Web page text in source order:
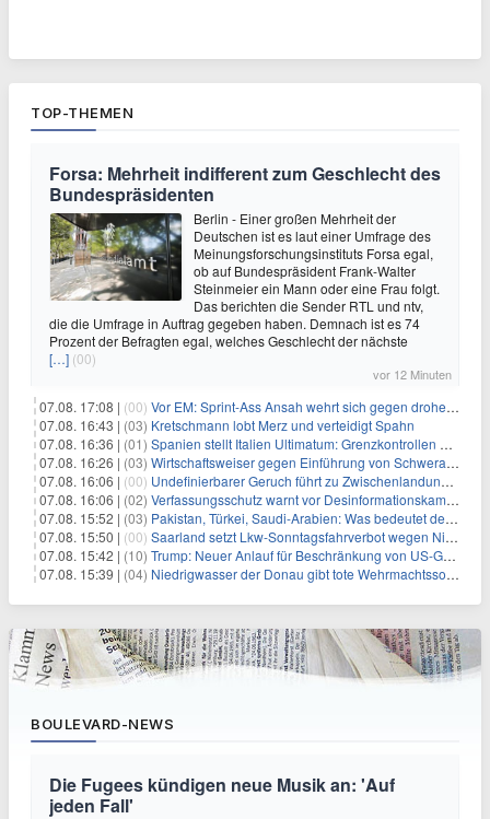
TOP-THEMEN
Forsa: Mehrheit indifferent zum Geschlecht des
Bundespräsidenten
Berlin - Einer großen Mehrheit der
Deutschen ist es laut einer Umfrage des
Meinungsforschungsinstituts Forsa egal,
ob auf Bundespräsident Frank-Walter
Steinmeier ein Mann oder eine Frau folgt.
Das berichten die Sender RTL und ntv,
die die Umfrage in Auftrag gegeben haben. Demnach ist es 74
Prozent der Befragten egal, welches Geschlecht der nächste
[…] (00)
vor 12 Minuten
07.08. 17:08 | (00) Vor EM: Sprint-Ass Ansah wehrt sich gegen drohende Sperre
07.08. 16:43 | (03) Kretschmann lobt Merz und verteidigt Spahn
07.08. 16:36 | (01) Spanien stellt Italien Ultimatum: Grenzkontrollen beenden
07.08. 16:26 | (03) Wirtschaftsweiser gegen Einführung von Schwerarbeiter-Rente
07.08. 16:06 | (00) Undefinierbarer Geruch führt zu Zwischenlandung von Flieger
07.08. 16:06 | (02) Verfassungsschutz warnt vor Desinformationskampagne gegen Merz
07.08. 15:52 | (03) Pakistan, Türkei, Saudi-Arabien: Was bedeutet der neue Pakt?
07.08. 15:50 | (00) Saarland setzt Lkw-Sonntagsfahrverbot wegen Niedrigwasser aus
07.08. 15:42 | (10) Trump: Neuer Anlauf für Beschränkung von US-Geburtsrecht
07.08. 15:39 | (04) Niedrigwasser der Donau gibt tote Wehrmachtssoldaten frei
BOULEVARD-NEWS
Die Fugees kündigen neue Musik an: 'Auf
jeden Fall'